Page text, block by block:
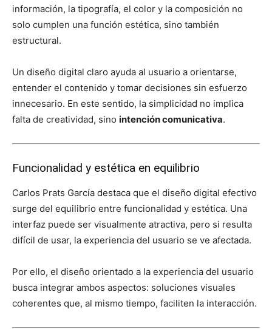
información, la tipografía, el color y la composición no
solo cumplen una función estética, sino también
estructural.
Un diseño digital claro ayuda al usuario a orientarse,
entender el contenido y tomar decisiones sin esfuerzo
innecesario. En este sentido, la simplicidad no implica
falta de creatividad, sino intención comunicativa.
Funcionalidad y estética en equilibrio
Carlos Prats García destaca que el diseño digital efectivo
surge del equilibrio entre funcionalidad y estética. Una
interfaz puede ser visualmente atractiva, pero si resulta
difícil de usar, la experiencia del usuario se ve afectada.
Por ello, el diseño orientado a la experiencia del usuario
busca integrar ambos aspectos: soluciones visuales
coherentes que, al mismo tiempo, faciliten la interacción.